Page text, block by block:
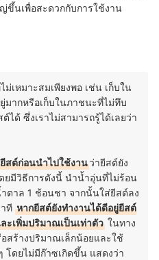
ขึ้นเพื่อสะดวกกับการใช้งาน
เหมาะสมเพียงพอ เช่น เก็บใน
ากหรือเก็บในภาชนะที่ไม่ทึบ
ด้ ซึ่งเราไม่สามารถรู้ได้เลยว่า
สต์ก่อนนำไปใช้งานว่ายีสต์ยัง
ยมีวิธีการดังนี้ นำน้ำอุ่นที่ไม่ร้อน
ตาล 1 ช้อนชา จากนั้นใส่ยีสต์ลง
ที หากยีสต์ยังทำงานได้ดีอยู่ยีสต์
ะเพิ่มปริมาณเป็นเท่าตัว ในทาง
สร้างปริมาณเล็กน้อยและใช้
โดยไม่มีก๊าซเกิดขึ้น แสดงว่า